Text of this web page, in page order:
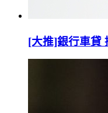
[大推]銀行車貸